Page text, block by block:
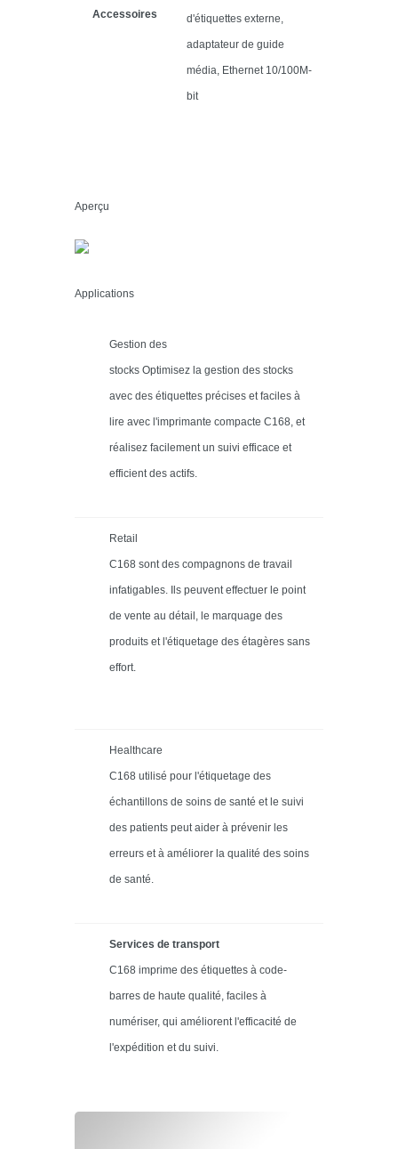
Accessoires d'étiquettes externe,
adaptateur de guide
média, Ethernet 10/100M-
bit
Aperçu
Applications
Gestion des
stocks Optimisez la gestion des stocks
avec des étiquettes précises et faciles à
lire avec l'imprimante compacte C168, et
réalisez facilement un suivi efficace et
efficient des actifs.
Retail
C168 sont des compagnons de travail
infatigables. Ils peuvent effectuer le point
de vente au détail, le marquage des
produits et l'étiquetage des étagères sans
effort.
Healthcare
C168 utilisé pour l'étiquetage des
échantillons de soins de santé et le suivi
des patients peut aider à prévenir les
erreurs et à améliorer la qualité des soins
de santé.
Services de transport
C168 imprime des étiquettes à code-
barres de haute qualité, faciles à
numériser, qui améliorent l'efficacité de
l'expédition et du suivi.